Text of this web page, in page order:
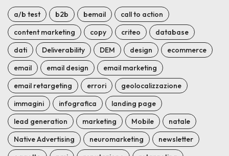
a/b test b2b bemail
call to action
content marketing
copy criteo
database
dati
Deliverability DEM design
ecommerce
email
email design
email marketing
email retargeting
errori
geolocalizzazione
immagini
infografica
landing page
lead generation
marketing Mobile
natale
Native Advertising
neuromarketing
newsletter